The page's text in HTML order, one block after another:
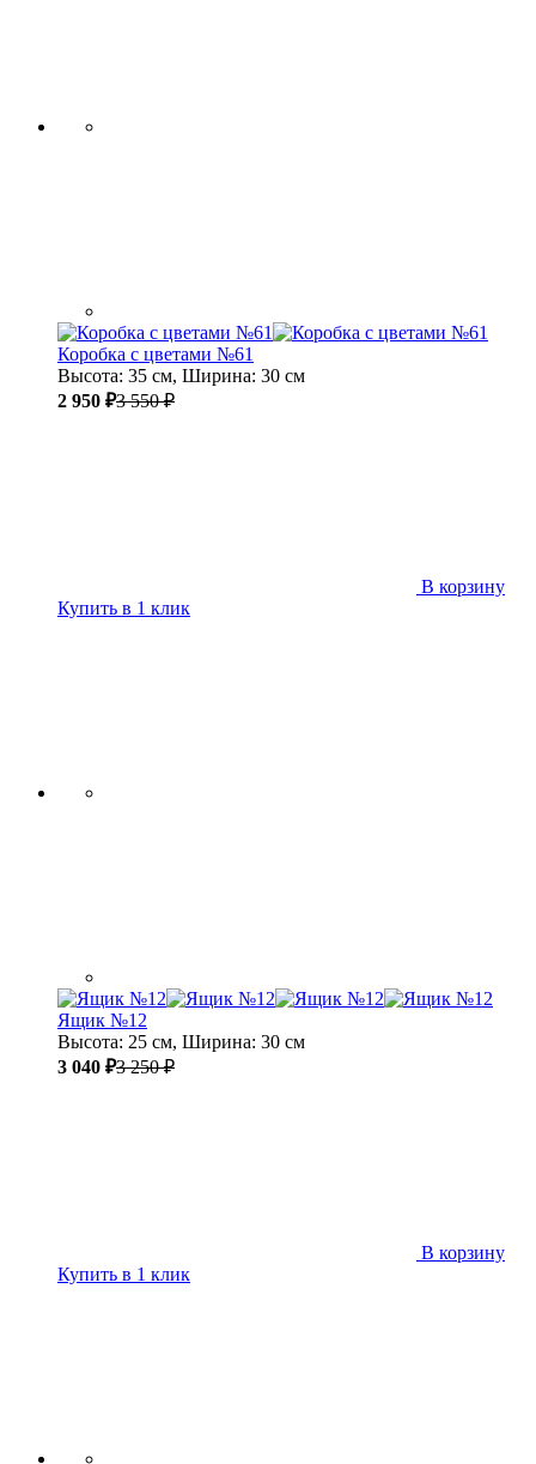
Коробка с цветами №61
Высота: 35 см, Ширина: 30 см
2 950 ₽3 550 ₽
В корзину
Купить в 1 клик
Ящик №12
Высота: 25 см, Ширина: 30 см
3 040 ₽3 250 ₽
В корзину
Купить в 1 клик